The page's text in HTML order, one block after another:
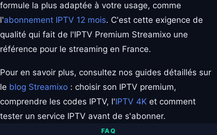
formule la plus adaptée à votre usage, comme
l'abonnement IPTV 12 mois. C'est cette exigence de
qualité qui fait de l'IPTV Premium Streamixo une
référence pour le streaming en France.
Pour en savoir plus, consultez nos guides détaillés sur
le blog Streamixo : choisir son IPTV premium,
comprendre les codes IPTV, l'IPTV 4K et comment
tester un service IPTV avant de s'abonner.
FAQ